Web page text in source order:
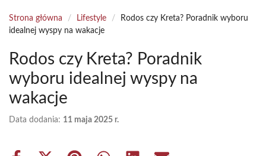
Strona główna / Lifestyle /
Rodos czy Kreta? Poradnik wyboru
idealnej wyspy na wakacje
Rodos czy Kreta? Poradnik
wyboru idealnej wyspy na
wakacje
Data dodania: 11 maja 2025 r.